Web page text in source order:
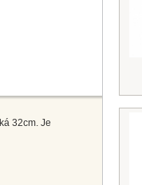
32cm. Je